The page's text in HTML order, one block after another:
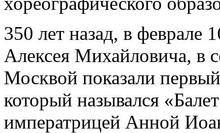
350 лет назад, в феврале
Алексея Михайловича, в
Москвой показали
который назывался
императрицей Анной